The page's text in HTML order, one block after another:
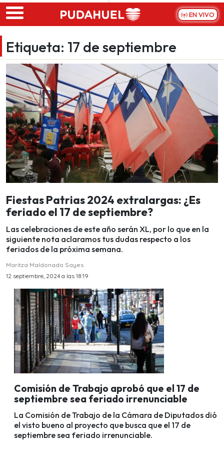
Skip to main content
EN VIVO
Etiqueta: 17 de septiembre
Fiestas Patrias 2024 extralargas: ¿Es
feriado el 17 de septiembre?
Las celebraciones de este año serán XL, por lo que en la
siguiente nota aclaramos tus dudas respecto a los
feriados de la próxima semana.
Maritza Maldonado Sayes
12 septiembre, 2024 a las 18:19
Comisión de Trabajo aprobó que el 17 de
septiembre sea feriado irrenunciable
La Comisión de Trabajo de la Cámara de Diputados dió
el visto bueno al proyecto que busca que el 17 de
septiembre sea feriado irrenunciable.